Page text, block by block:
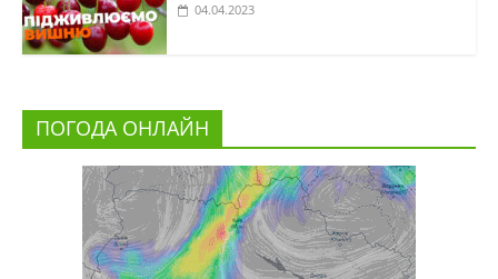
04.04.2023
ПОГОДА ОНЛАЙН